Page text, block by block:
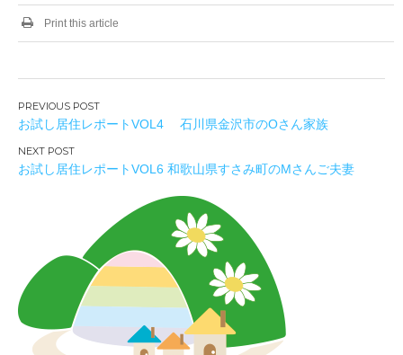
Print this article
投
稿
ナ
ビ
ョ
ン
お試し居住レポートVOL4 石川県金沢市のOさん家族
お試し居住レポートVOL6 和歌山県すさみ町のMさんご夫妻